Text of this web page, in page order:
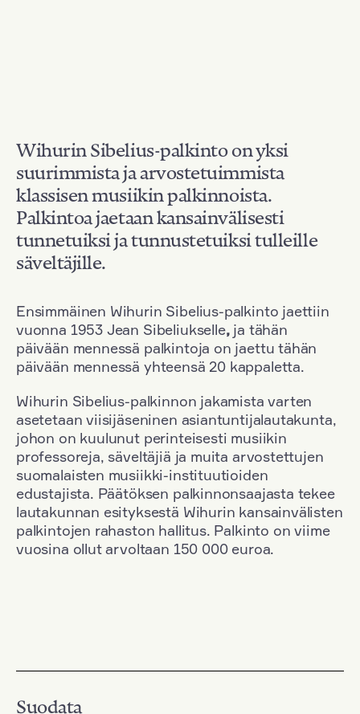
Wihurin Sibelius-palkinto on yksi
suurimmista ja arvostetuimmista
klassisen musiikin palkinnoista.
Palkintoa jaetaan kansainvälisesti
tunnetuiksi ja tunnustetuiksi tulleille
säveltäjille.
Ensimmäinen Wihurin Sibelius-palkinto jaettiin
vuonna 1953 Jean Sibeliukselle, ja tähän
päivään mennessä palkintoja on jaettu tähän
päivään mennessä yhteensä 20 kappaletta.
Wihurin Sibelius-palkinnon jakamista varten
asetetaan viisijäseninen asiantuntijalautakunta,
johon on kuulunut perinteisesti musiikin
professoreja, säveltäjiä ja muita arvostettujen
suomalaisten musiikki-instituutioiden
edustajista. Päätöksen palkinnonsaajasta tekee
lautakunnan esityksestä Wihurin kansainvälisten
palkintojen rahaston hallitus. Palkinto on viime
vuosina ollut arvoltaan 150 000 euroa.
Suodata